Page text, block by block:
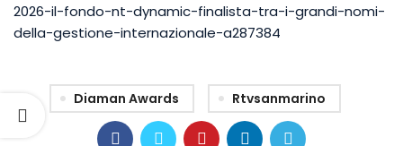
2026-il-fondo-nt-dynamic-finalista-tra-i-grandi-nomi-
della-gestione-internazionale-a287384
Diaman Awards Rtvsanmarino